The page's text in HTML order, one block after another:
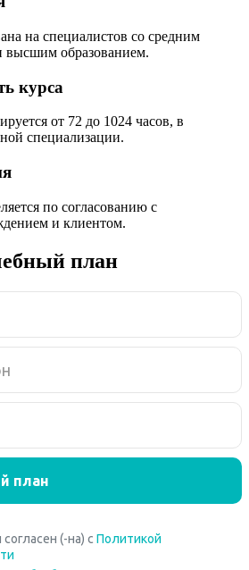
на специалистов со средним
высшим образованием.
курса
от 72 до 1024 часов, в
специализации.
по согласованию с
и клиентом.
план